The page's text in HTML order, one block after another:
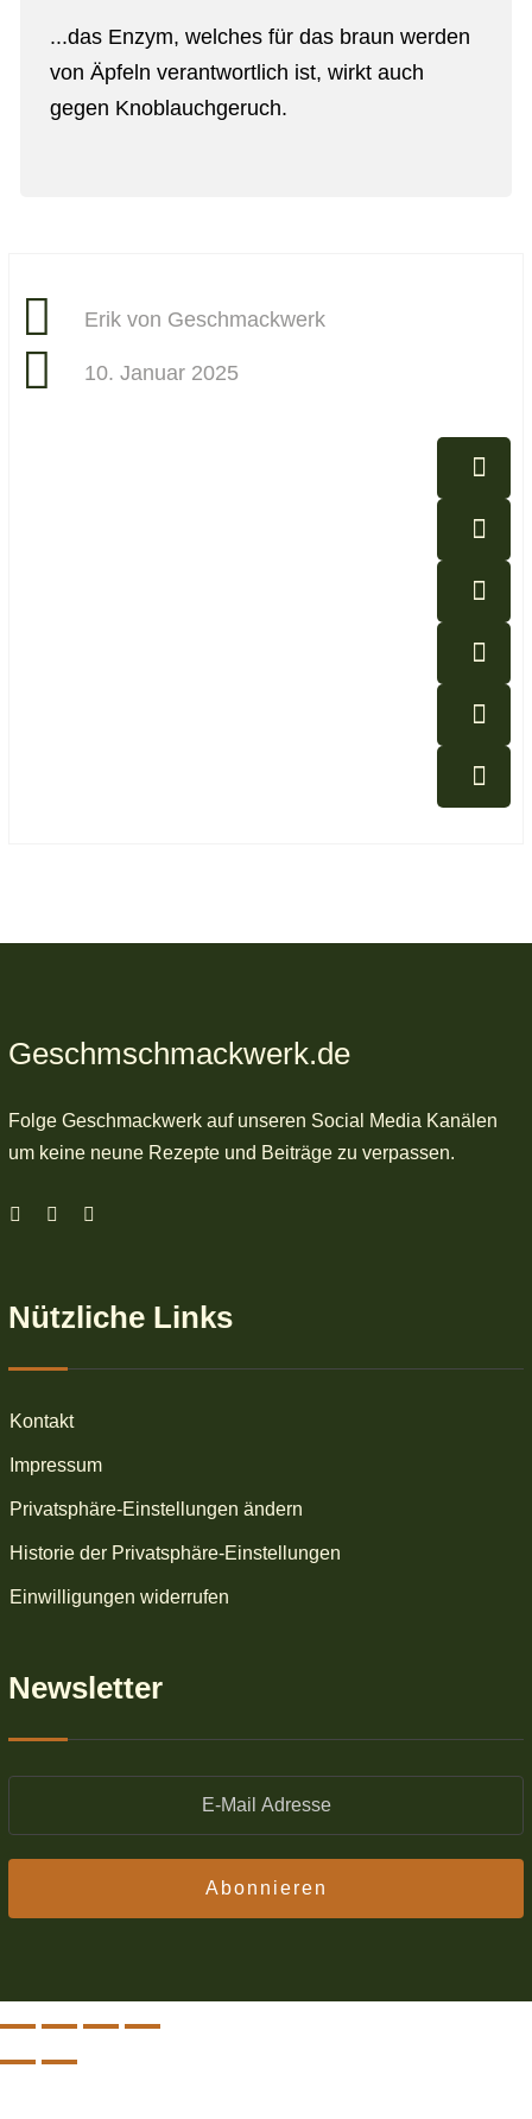
...das Enzym, welches für das braun werden
von Äpfeln verantwortlich ist, wirkt auch
gegen Knoblauchgeruch.
Erik von Geschmackwerk
10. Januar 2025
Geschmschmackwerk.de
Folge Geschmackwerk auf unseren Social Media Kanälen
um keine neune Rezepte und Beiträge zu verpassen.
Nützliche Links
Kontakt
Impressum
Privatsphäre-Einstellungen ändern
Historie der Privatsphäre-Einstellungen
Einwilligungen widerrufen
Newsletter
Abonnieren